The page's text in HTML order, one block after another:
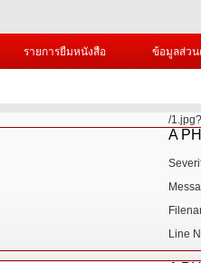
รายการยืมหนังสือ ข้อมูลส่ว